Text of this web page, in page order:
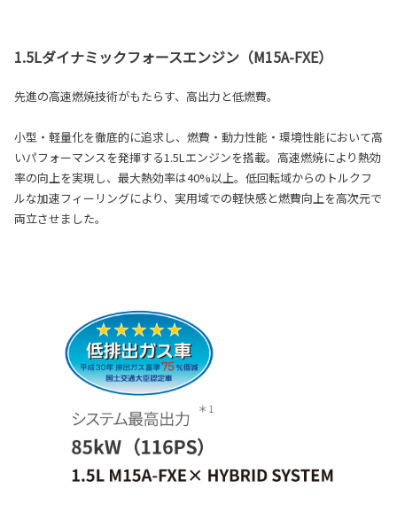
1.5Lダイナミックフォースエンジン（M15A-FXE）
先進の高速燃焼技術がもたらす、高出力と低燃費。
小型・軽量化を徹底的に追求し、燃費・動力性能・環境性能において高
いパフォーマンスを発揮する1.5Lエンジンを搭載。高速燃焼により熱効
率の向上を実現し、最大熱効率は40%以上。低回転域からのトルクフ
ルな加速フィーリングにより、実用域での軽快感と燃費向上を高次元で
両立させました。